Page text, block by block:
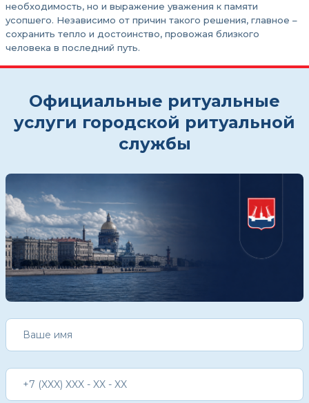
необходимость, но и выражение уважения к памяти
усопшего. Независимо от причин такого решения, главное –
сохранить тепло и достоинство, провожая близкого
человека в последний путь.
Официальные ритуальные
услуги городской ритуальной
службы